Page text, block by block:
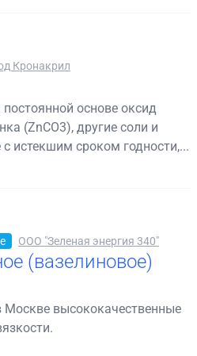
Кронакрил
основе оксид
(ZnCO3), другие соли и
истекшим сроком годности,...
ООО "Зеленая энергия 340"
(вазелиновое)
Москве высококачественные